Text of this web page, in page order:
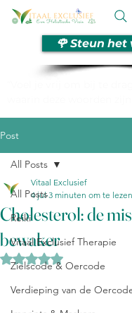
🌹 Steun het
Post
All Posts
Reiki
Vitaal Exclusief Therapie
Zielscode & Oercode
Verdieping van de
All Posts
Cholesterol: de
bewaker
Vitaal Exclusief
4 jul 3 minuten om te lezen
Beoordeeld met NaN